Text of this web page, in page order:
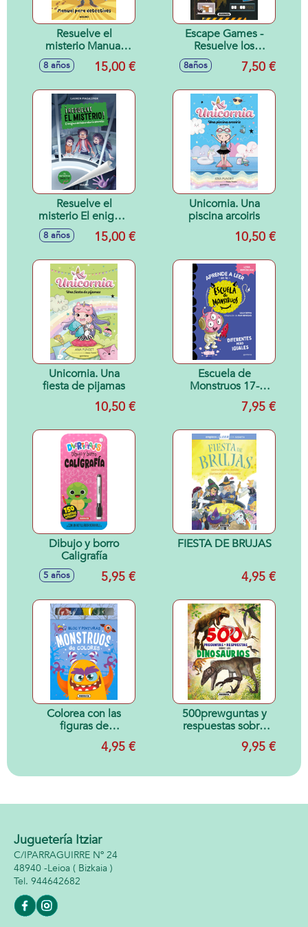
Resuelve el
misterio Manual
para detectives
8 años 15,00 €
Escape Games -
Resuelve los
misterios
8años 7,50 €
Resuelve el
misterio El enigma
del laboratorio
secreto
8 años 15,00 €
Unicornia. Una
piscina arcoiris
10,50 €
Unicornia. Una
fiesta de pijamas
10,50 €
Escuela de
Monstruos 17-
DIFERENTES PERO
IGUALES7,95 €
Dibujo y borro
Caligrafía
5 años 5,95 €
FIESTA DE BRUJAS
4,95 €
Colorea con las
figuras de
Monstruos4,95 €
500prewguntas y
respuestas sobre
los dinosaurios
9,95 €
Juguetería Itziar
C/IPARRAGUIRRE Nº 24
48940 -Leioa ( Bizkaia )
944642682